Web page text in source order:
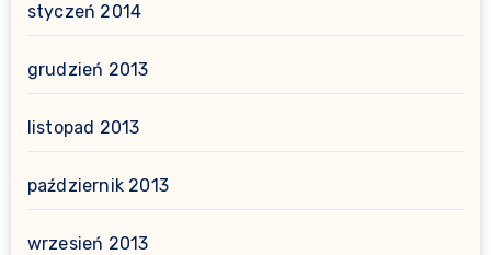
styczeń 2014
grudzień 2013
listopad 2013
październik 2013
wrzesień 2013